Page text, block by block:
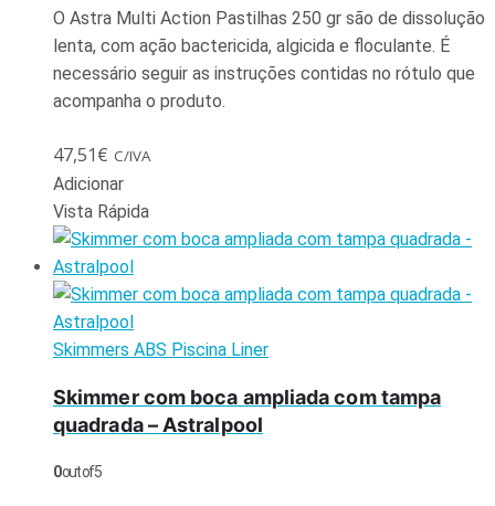
O Astra Multi Action Pastilhas 250 gr são de dissolução
lenta, com ação bactericida, algicida e floculante. É
necessário seguir as instruções contidas no rótulo que
acompanha o produto.
47,51€ C/IVA
Adicionar
Vista Rápida
Skimmers ABS Piscina Liner
Skimmer com boca ampliada com tampa
quadrada – Astralpool
0out of 5